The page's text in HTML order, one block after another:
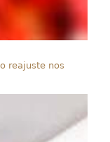
reajuste nos